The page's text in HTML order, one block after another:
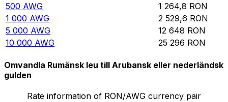
500 AWG 1 264,8 RON
1 000 AWG 2 529,6 RON
5 000 AWG 12 648 RON
10 000 AWG 25 296 RON
Omvandla Rumänsk leu till Arubansk eller nederländsk
gulden
Rate information of RON/AWG currency pair